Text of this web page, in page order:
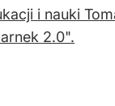
i nauki
2.0".